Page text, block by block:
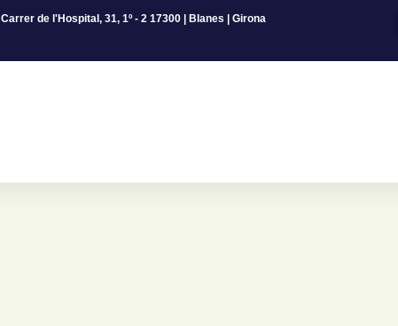
Carrer de l'Hospital, 31, 1º - 2 17300 | Blanes | Girona